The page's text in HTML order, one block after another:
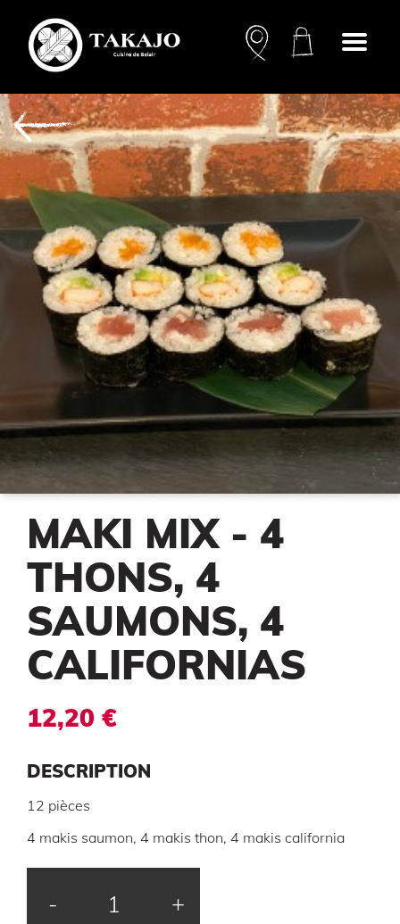
Open
MAKI MIX - 4
THONS, 4
SAUMONS, 4
CALIFORNIAS
12,20 €
DESCRIPTION
12 pièces
4 makis saumon, 4 makis thon, 4 makis california
- +